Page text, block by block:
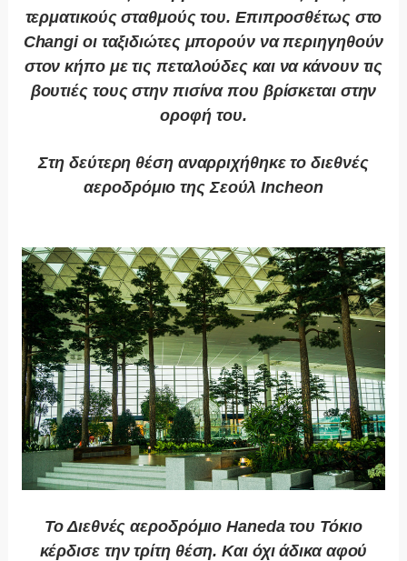
τερματικούς σταθμούς του. Επιπροσθέτως στο
Changi οι ταξιδιώτες μπορούν να περιηγηθούν
στον κήπο με τις πεταλούδες και να κάνουν τις
βουτιές τους στην πισίνα που βρίσκεται στην
οροφή του.
Στη δεύτερη θέση αναρριχήθηκε το διεθνές
αεροδρόμιο της Σεούλ Incheon
Το Διεθνές αεροδρόμιο Haneda του Τόκιο
κέρδισε την τρίτη θέση. Και όχι άδικα αφού